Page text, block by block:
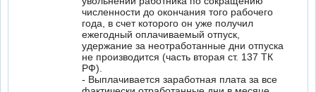
численности до окончания того рабочего
года, в счет которого он уже получил
ежегодный оплачиваемый отпуск,
удержание за неотработанные дни отпуска
не производится (часть вторая ст. 137 ТК
РФ).
- Выплачивается заработная плата за все